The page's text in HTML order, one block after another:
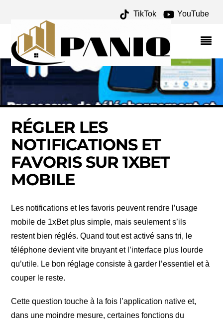
TikTok YouTube
RÉGLER LES
NOTIFICATIONS ET
FAVORIS SUR 1XBET
MOBILE
Les notifications et les favoris peuvent rendre l’usage
mobile de 1xBet plus simple, mais seulement s’ils
restent bien réglés. Quand tout est activé sans tri, le
téléphone devient vite bruyant et l’interface plus lourde
qu’utile. Le bon réglage consiste à garder l’essentiel et à
couper le reste.
Cette question touche à la fois l’application native et,
dans une moindre mesure, certaines fonctions du